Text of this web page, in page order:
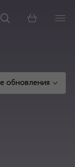
Корзина
обновления